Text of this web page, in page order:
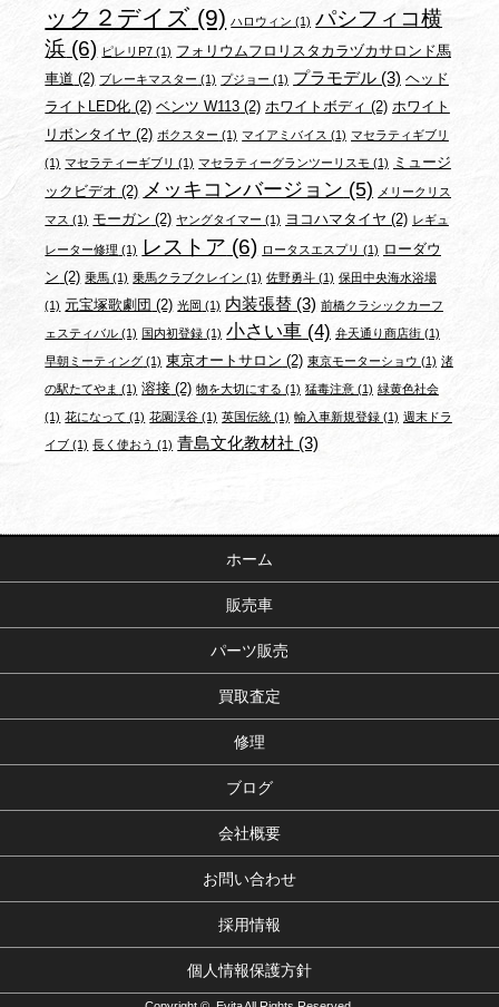
ック２デイズ (9) ハロウィン (1) パシフィコ横
浜 (6) ピレリP7 (1) フォリウムフロリスタカラヅカサロンド馬
車道 (2) ブレーキマスター (1) プジョー (1) プラモデル (3) ヘッド
ライトLED化 (2) ベンツ W113 (2) ホワイトボディ (2) ホワイト
リボンタイヤ (2) ボクスター (1) マイアミバイス (1) マセラティギブリ
(1) マセラティーギブリ (1) マセラティーグランツーリスモ (1)
ミュージ
ックビデオ (2) メッキコンバージョン (5) メリークリス
マス (1) モーガン (2) ヤングタイマー (1) ヨコハマタイヤ (2) レギュ
レーター修理 (1) レストア (6) ロータスエスプリ (1) ローダウ
ン (2) 乗馬 (1) 乗馬クラブクレイン (1) 佐野勇斗 (1) 保田中央海水浴場
(1) 元宝塚歌劇団 (2) 光岡 (1) 内装張替 (3) 前橋クラシックカーフ
ェスティバル (1) 国内初登録 (1) 小さい車 (4) 弁天通り商店街(1)
早朝ミーティング (1) 東京オートサロン (2) 東京モーターショウ (1) 渚
の駅たてやま (1) 溶接 (2) 物を大切にする (1) 猛毒注意 (1) 緑黄色社会
(1) 花になって (1) 花園渓谷 (1) 英国伝統 (1) 輸入車新規登録(1) 週末ドラ
イブ (1) 長く使おう (1) 青島文化教材社 (3)
ホーム
販売車
パーツ販売
買取査定
修理
ブログ
会社概要
お問い合わせ
採用情報
個人情報保護方針